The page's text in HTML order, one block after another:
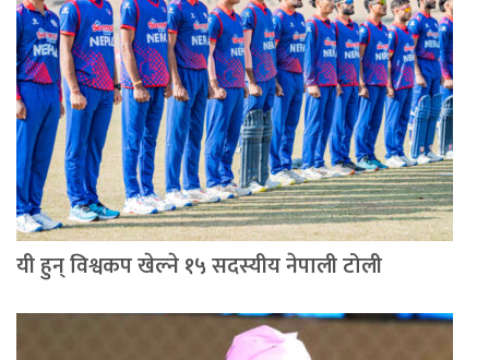
यी हुन् विश्वकप खेल्ने १५ सदस्यीय नेपाली टोली